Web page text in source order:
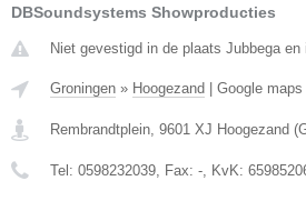
DBSoundsystems Showproducties
Niet gevestigd in de plaats Jubbega en
Groningen » Hoogezand | Google maps
Rembrandtplein 9601 XJ Hoogezand (
Tel: 0598232039 , Fax: - , KvK: